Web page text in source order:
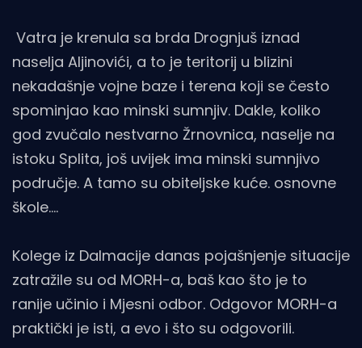
Vatra je krenula sa brda Drognjuš iznad
naselja Aljinovići, a to je teritorij u blizini
nekadašnje vojne baze i terena koji se često
spominjao kao minski sumnjiv. Dakle, koliko
god zvučalo nestvarno Žrnovnica, naselje na
istoku Splita, još uvijek ima minski sumnjivo
područje. A tamo su obiteljske kuće. osnovne
škole....
Kolege iz Dalmacije danas pojašnjenje situacije
zatražile su od MORH-a, baš kao što je to
ranije učinio i Mjesni odbor. Odgovor MORH-a
praktički je isti, a evo i što su odgovorili.